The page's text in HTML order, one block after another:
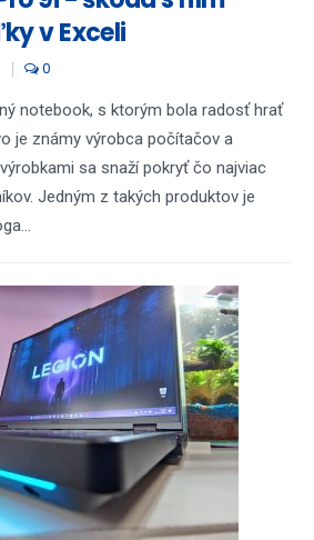
v Exceli
0
notebook, s ktorým bola radosť hrať
je známy výrobca počítačov a
sa snaží pokryť čo najviac
Jedným z takých produktov je